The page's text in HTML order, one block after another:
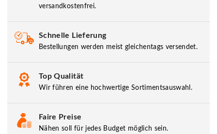
versandkostenfrei.
Schnelle Lieferung
Bestellungen werden meist gleichentags versendet.
Top Qualität
Wir führen eine hochwertige Sortimentsauswahl.
Faire Preise
Nähen soll für jedes Budget möglich sein.